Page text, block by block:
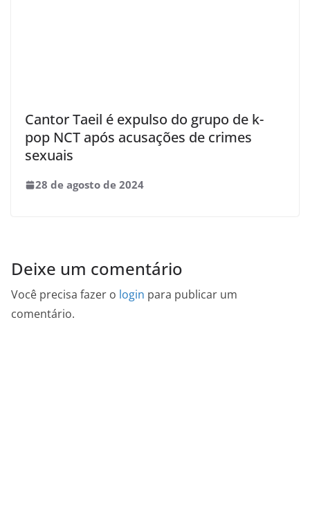
Cantor Taeil é expulso do grupo de k-
pop NCT após acusações de crimes
sexuais
28 de agosto de 2024
Deixe um comentário
Você precisa fazer o login para publicar um
comentário.